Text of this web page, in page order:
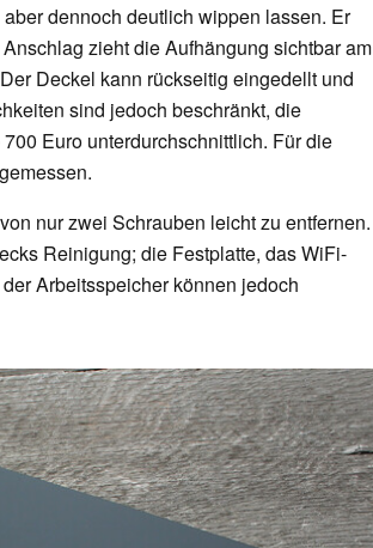
dennoch deutlich wippen lassen. Er
zieht die Aufhängung sichtbar am
Deckel kann rückseitig eingedellt und
sind jedoch beschränkt, die
Euro unterdurchschnittlich. Für die
nur zwei Schrauben leicht zu entfernen.
Reinigung; die Festplatte, das WiFi-
Arbeitsspeicher können jedoch